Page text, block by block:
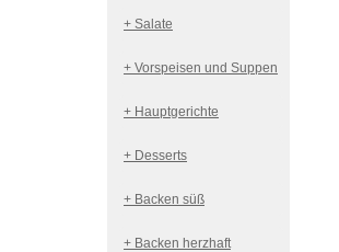
+ Salate
+ Vorspeisen und Suppen
+ Hauptgerichte
+ Desserts
+ Backen süß
+ Backen herzhaft